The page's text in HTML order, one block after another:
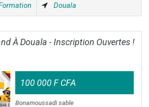
Douala
À Douala - Inscription Ouvertes !
100 000 F CFA
Bonamoussadi sable